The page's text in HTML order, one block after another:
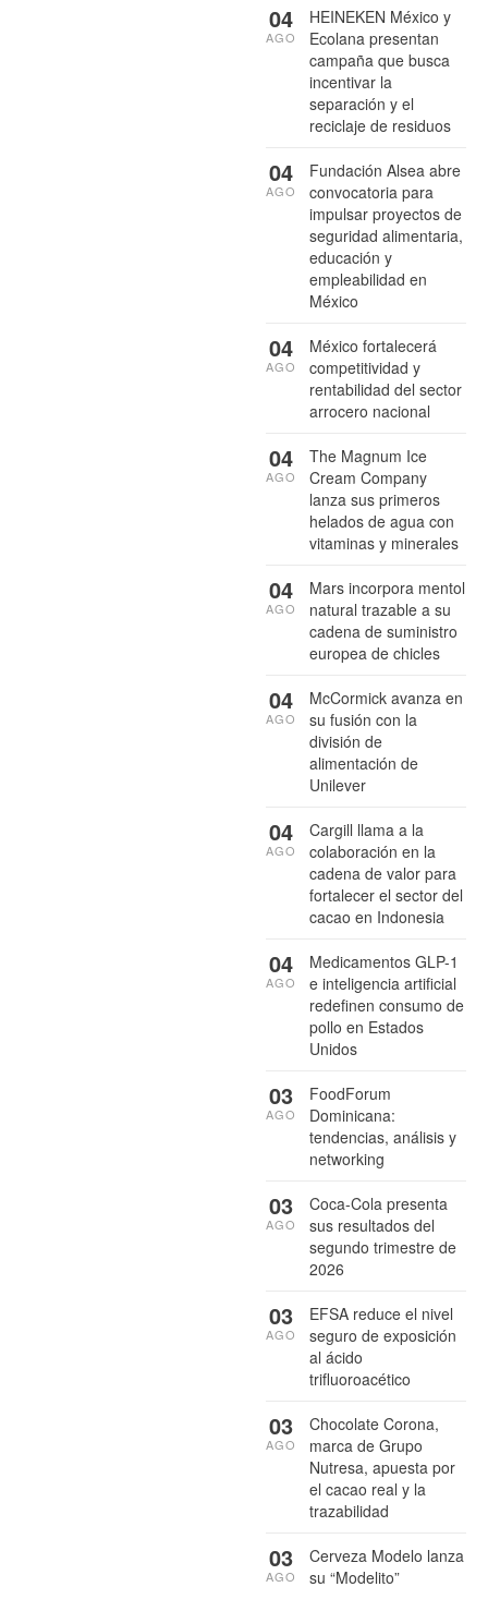
HEINEKEN México y
Ecolana presentan
campaña que busca
incentivar la
separación y el
reciclaje de residuos
04
AGO
Fundación Alsea abre
convocatoria para
impulsar proyectos de
seguridad alimentaria,
educación y
empleabilidad en
México
04
AGO
México fortalecerá
competitividad y
rentabilidad del sector
arrocero nacional
04
AGO
The Magnum Ice
Cream Company
lanza sus primeros
helados de agua con
vitaminas y minerales
04
AGO
Mars incorpora mentol
natural trazable a su
cadena de suministro
europea de chicles
04
AGO
McCormick avanza en
su fusión con la
división de
alimentación de
Unilever
04
AGO
Cargill llama a la
colaboración en la
cadena de valor para
fortalecer el sector del
cacao en Indonesia
04
AGO
Medicamentos GLP-1
e inteligencia artificial
redefinen consumo de
pollo en Estados
Unidos
04
AGO
FoodForum
Dominicana:
tendencias, análisis y
networking
03
AGO
Coca-Cola presenta
sus resultados del
segundo trimestre de
2026
03
AGO
EFSA reduce el nivel
seguro de exposición
al ácido
trifluoroacético
03
AGO
Chocolate Corona,
marca de Grupo
Nutresa, apuesta por
el cacao real y la
trazabilidad
03
AGO
Cerveza Modelo lanza
su “Modelito”
03
AGO